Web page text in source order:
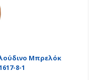
Μπρελόκ
8-1